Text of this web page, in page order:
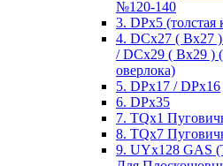
№120-140
3. DPx5 (толстая
4. DCx27 ( Bx27
/ DCx29 ( Bx29 )
оверлока)
5. DPx17 / DPx16
6. DPx35
7. TQx1
8. TQx7
9. UYx128 GAS